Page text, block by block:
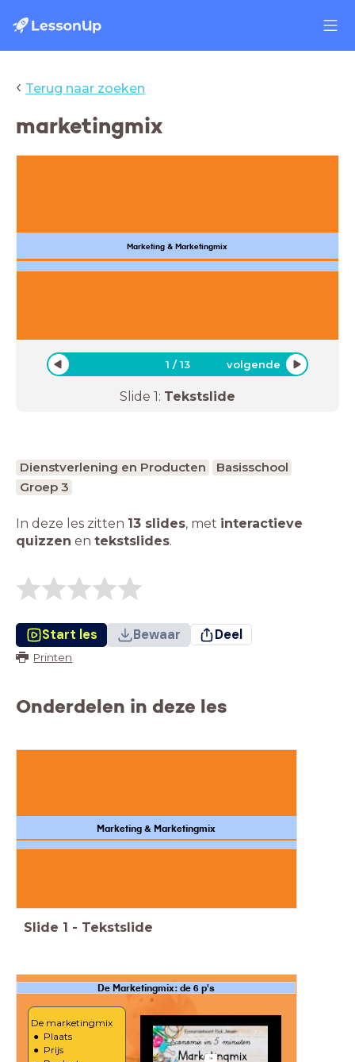
‹ Terug naar zoeken
marketingmix
Marketing & Marketingmix
1 /13 volgende
Slide 1: Tekstslide
Dienstverlening en Producten
Basisschool
Groep 3
In deze les zitten 13 slides, met interactieve
quizzen en tekstslides.
Start les Bewaar Deel
Printen
Onderdelen in deze les
Marketing & Marketingmix
Slide 1 - Tekstslide
De Marketingmix: de 6 p's
De marketingmix
Plaats
Prijs